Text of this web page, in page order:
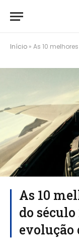
Início » As 10 melhores
As 10
do
evolução